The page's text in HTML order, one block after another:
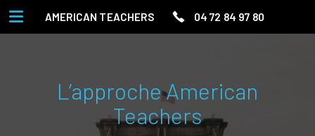
L’approche American
Teachers
AMERICAN TEACHERS 04 72 84 97 80